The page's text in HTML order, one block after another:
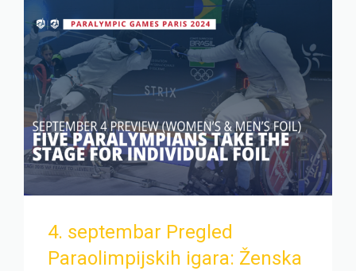
4. septembar Pregled
Paraolimpijskih igara: Ženska